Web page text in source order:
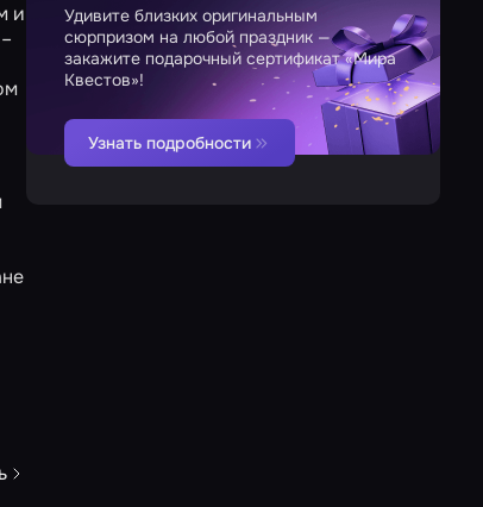
и
Удивите близких оригинальным
сюрпризом на любой праздник —
закажите подарочный сертификат «Мира
Квестов»!
Узнать подробности